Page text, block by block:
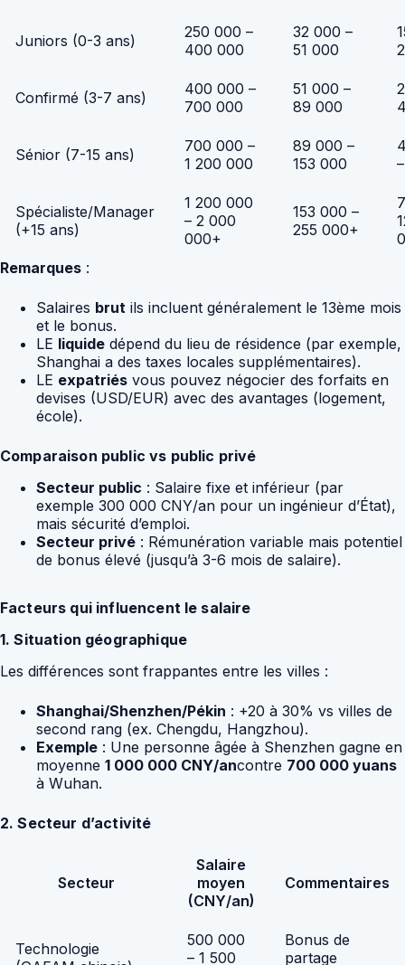
Juniors (0-3 ans)
250 000 –
400 000
32 000 –
51 000
Confirmé (3-7 ans)
400 000 –
700 000
51 000 –
89 000
Sénior (7-15 ans)
700 000 –
1 200 000
89 000 –
153 000
Spécialiste/Manager
(+15 ans)
1 200 000
– 2 000
000+
153 000 –
255 000+
Remarques :
Salaires brut ils incluent généralement le 13ème mois
et le bonus.
LE liquide dépend du lieu de résidence (par exemple,
Shanghai a des taxes locales supplémentaires).
LE expatriés vous pouvez négocier des forfaits en
devises (USD/EUR) avec des avantages (logement,
école).
Comparaison public vs public privé
Secteur public : Salaire fixe et inférieur (par
exemple 300 000 CNY/an pour un ingénieur d’État),
mais sécurité d’emploi.
Secteur privé : Rémunération variable mais potentiel
de bonus élevé (jusqu’à 3-6 mois de salaire).
Facteurs qui influencent le salaire
1. Situation géographique
Les différences sont frappantes entre les villes :
Shanghai/Shenzhen/Pékin : +20 à 30% vs villes de
second rang (ex. Chengdu, Hangzhou).
Exemple : Une personne âgée à Shenzhen gagne en
moyenne 1 000 000 CNY/ancontre 700 000 yuans
à Wuhan.
2. Secteur d’activité
Secteur
Salaire
moyen
(CNY/an)
Commentaires
Technologie
500 000
– 1 500
Bonus de
partage